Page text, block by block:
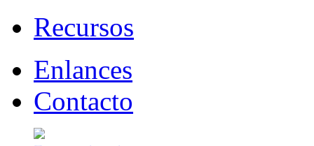
Recursos
Enlances
Contacto